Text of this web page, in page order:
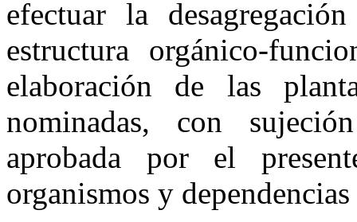
efectuar la
estructura orgánico-
elaboración de las
nominadas, con
aprobada por el
organismos y